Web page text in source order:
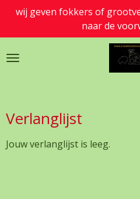
Ga
naar
de
wij geven fokkers of
naar de
Verlanglijst
Jouw verlanglijst is leeg.